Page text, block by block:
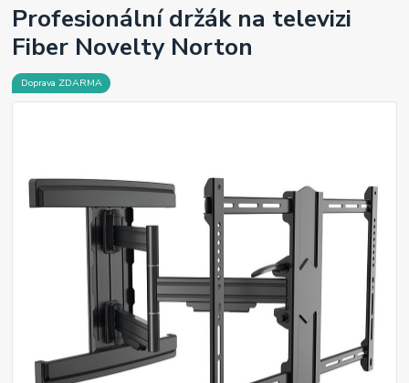
Profesionální držák na televizi
Fiber Novelty Norton
Doprava ZDARMA